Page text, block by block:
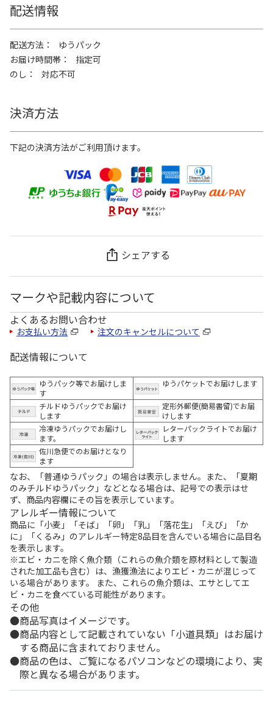
配送情報
配送方法
ゆうパック
お届け時間帯
指定可
のし
対応不可
決済方法
下記の決済方法がご利用頂けます。
シェアする
マークや記載内容について
よくあるお問い合わせ
お支払い方法 注文のキャンセルについて
配送情報について
ゆうパック等でお届けしま
す
ゆうパケットでお届けします
チルドゆうパックでお届け
します
定形外郵便(簡易書留)でお届
けします
冷凍ゆうパックでお届けし
ます。
レターパックライトでお届け
します
佐川急便でのお届けとなり
ます
なお、「普通ゆうパック」の場合は表示しません。また、「夏期
のみチルドゆうパック」などとなる場合は、記号での表示はせ
ず、商品内容欄にその旨を表示しています。
アレルギー情報について
商品に「小麦」「そば」「卵」「乳」「落花生」「えび」「か
に」「くるみ」のアレルギー特定8品目を含んでいる場合に品目名
を表示します。
※エビ・カニを除く魚介類（これらの魚介類を原材料として製造
された加工品も含む）は、漁獲漁法によりエビ・カニが混じって
いる場合があります。 また、これらの魚介類は、エサとしてエ
ビ・カニを食べている可能性があります。
その他
商品写真はイメージです。
商品内容として記載されていない「小道具類」はお届け
する商品に含まれておりません。
商品の色は、ご覧になるパソコンなどの環境により、実
際と異なる場合があります。